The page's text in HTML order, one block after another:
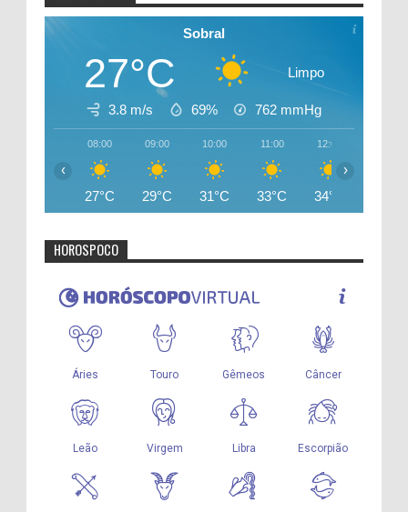
Sobral
27°C Limpo
3.8 m/s 69% 762 mmHg
08:00
27°C
09:00
29°C
10:00
31°C
11:00
33°C
12:00
34°C
‹ ›
HOROSPOCO